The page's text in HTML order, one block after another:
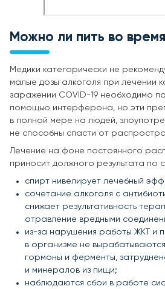
Можно ли пить во
Медики категорически не
малые дозы алкоголя при лечении
заражении COVID-19 необходимо
помощью интерферона, но эти
в полной мере на людей,
не способны спасти от
Лечение на фоне постоянного
приносит должного результата по
спирт нивелирует лечебный
сочетание алкоголя с
снижает результативность
отравление вредными
из-за нарушения работы ЖКТ и
в организме не
гормоны и ферменты,
и минералов из пищи;
наблюдаются сбои в работе